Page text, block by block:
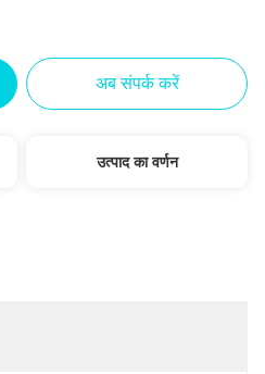
अब संपर्क करें
उत्पाद का वर्णन